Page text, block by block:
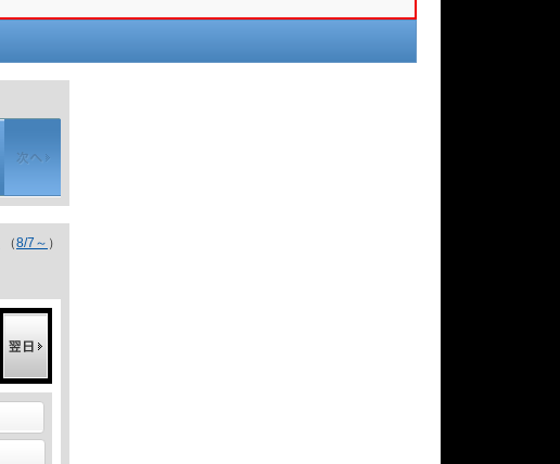
（8/7～ ）